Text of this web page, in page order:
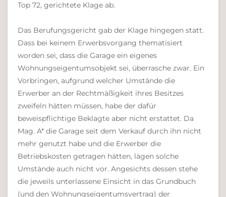
Top 72, gerichtete Klage ab.
Das Berufungsgericht gab der Klage hingegen statt.
Dass bei keinem Erwerbsvorgang thematisiert
worden sei, dass die Garage ein eigenes
Wohnungseigentumsobjekt sei, überrasche zwar. Ein
Vorbringen, aufgrund welcher Umstände die
Erwerber an der Rechtmäßigkeit ihres Besitzes
zweifeln hätten müssen, habe der dafür
beweispflichtige Beklagte aber nicht erstattet. Da
Mag. A* die Garage seit dem Verkauf durch ihn nicht
mehr genutzt habe und die Erwerber die
Betriebskosten getragen hätten, lägen solche
Umstände auch nicht vor. Angesichts dessen stehe
die jeweils unterlassene Einsicht in das Grundbuch
(und den Wohnungseigentumsvertrag) der